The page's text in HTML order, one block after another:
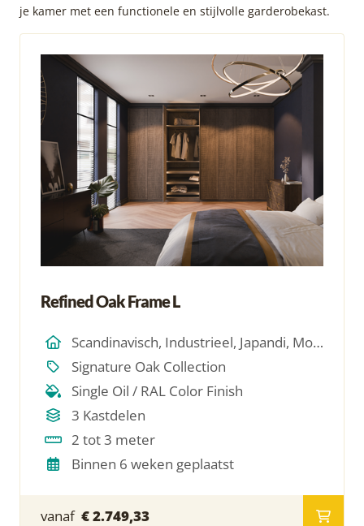
je kamer met een functionele en stijlvolle garderobekast.
Refined Oak Frame L
Scandinavisch, Industrieel, Japandi, Modern, Hotel Chique, Minimalistich
Signature Oak Collection
Single Oil / RAL Color Finish
3 Kastdelen
2 tot 3 meter
Binnen 6 weken geplaatst
vanaf € 2.749,33